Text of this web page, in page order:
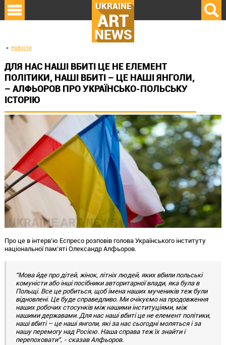
UKRAINE
ART
NEWS
Новости
ДЛЯ НАС НАШІ ВБИТІ ЦЕ НЕ ЕЛЕМЕНТ
ПОЛІТИКИ, НАШІ ВБИТІ – ЦЕ НАШІ ЯНГОЛИ,
– АЛФЬОРОВ ПРО УКРАЇНСЬКО-ПОЛЬСЬКУ
ІСТОРІЮ
Про це в інтерв’ю Еспресо розповів голова Українського інституту
національної пам'яті Олександр Алфьоров.
"Мова йде про дітей, жінок, літніх людей, яких вбили польські
комуністи або інші посібники авторитарної влади, яка була в
Польщі. Все це робиться, щоб імена наших мучеників теж були
відновлені. Це буде справедливо. Ми очікуємо на продовження
наших робочих стосунків між нашими інституціями, між
нашими державами. Для нас наші вбиті це не елемент політики,
наші вбиті – це наші янголи, які за нас сьогодні моляться і за
нашу перемогу над Росією. Наша справа теж їх знайти і
перепоховати", - сказав Алфьоров.